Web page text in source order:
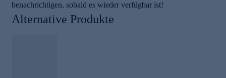
benachrichtigen, sobald es wieder verfügbar ist!
Alternative Produkte